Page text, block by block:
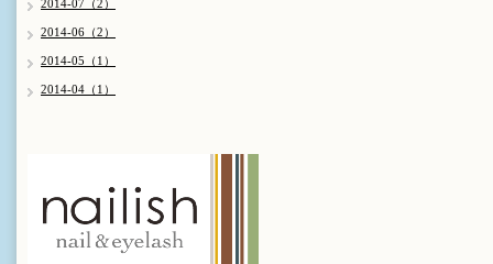
2014-07（2）
2014-06（2）
2014-05（1）
2014-04（1）